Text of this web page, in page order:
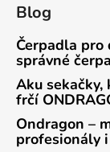
Blog
Čerpadla pro
správné
Aku
frčí
Ondragon –
profesionály